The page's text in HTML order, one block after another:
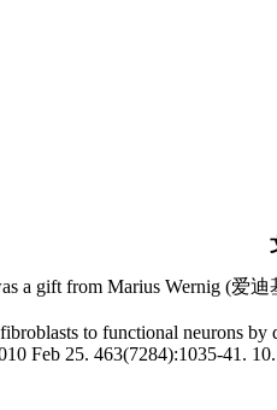
a gift from Marius Wernig (爱迪
to functional neurons
Feb 25. 463(7284):1035-41.